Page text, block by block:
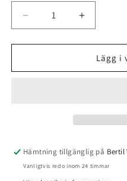
Minska
kvantitet
för
Frukthållare/
2-
Öka
kvantitet
för
2-
Lägg i
Hämtning tillgänglig på Bertil
Vanligtvis redo inom 24 timmar